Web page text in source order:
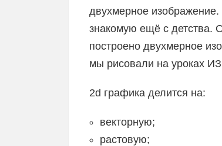
двухмерное
знакомую ещё с детства.
построено двухмерное
мы рисовали на уроках
2d графика делится на:
векторную;
растовую;